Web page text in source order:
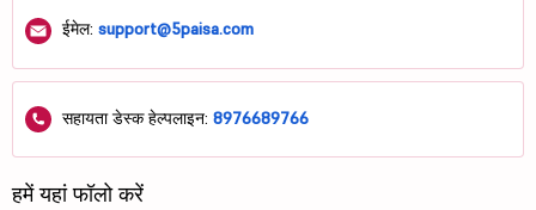
ईमेल: support@5paisa.com
सहायता डेस्क हेल्पलाइन: 8976689766
हमें यहां फॉलो करें